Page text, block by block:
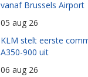
vanaf Brussels Airport
05 aug 26
KLM stelt eerste
A350-900 uit
06 aug 26